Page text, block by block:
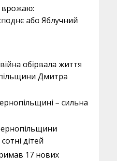
врожаю:
або Яблучний
обірвала життя
Дмитра
– сильна
дітей
17 нових